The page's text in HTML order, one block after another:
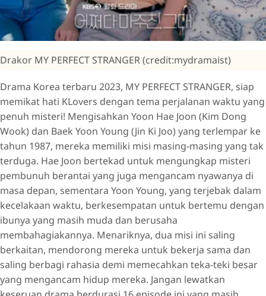
Drakor MY PERFECT STRANGER (credit:mydramaist)
Drama Korea terbaru 2023, MY PERFECT STRANGER, siap
memikat hati KLovers dengan tema perjalanan waktu yang
penuh misteri! Mengisahkan Yoon Hae Joon (Kim Dong
Wook) dan Baek Yoon Young (Jin Ki Joo) yang terlempar ke
tahun 1987, mereka memiliki misi masing-masing yang tak
terduga. Hae Joon bertekad untuk mengungkap misteri
pembunuh berantai yang juga mengancam nyawanya di
masa depan, sementara Yoon Young, yang terjebak dalam
kecelakaan waktu, berkesempatan untuk bertemu dengan
ibunya yang masih muda dan berusaha
membahagiakannya. Menariknya, dua misi ini saling
berkaitan, mendorong mereka untuk bekerja sama dan
saling berbagi rahasia demi memecahkan teka-teki besar
yang mengancam hidup mereka. Jangan lewatkan